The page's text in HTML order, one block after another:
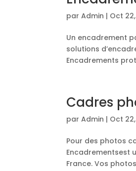
parAdmin | Oct
Un encadrement
solutions
Encadrements
Cadres
parAdmin | Oct
Pour des photos
Encadrementsest
France. Vos